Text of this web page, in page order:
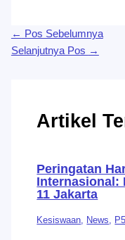
← Pos Sebelumnya
Selanjutnya Pos →
Artikel
Peringatan
Internasional:
11 Jakarta
Kesiswaan News P5